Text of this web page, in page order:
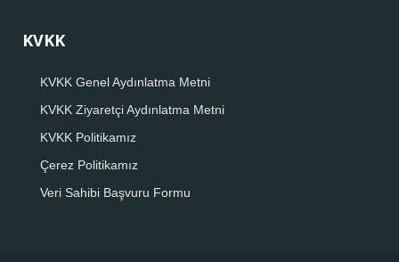
KVKK
KVKK Genel Aydınlatma Metni
KVKK Ziyaretçi Aydınlatma Metni
KVKK Politikamız
Çerez Politikamız
Veri Sahibi Başvuru Formu